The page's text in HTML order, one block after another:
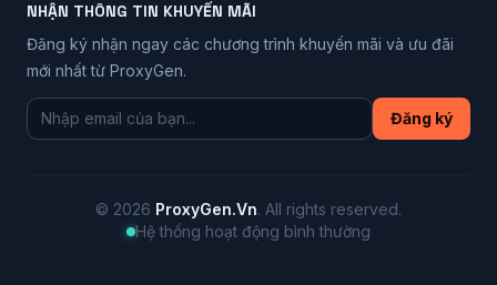
NHẬN THÔNG TIN KHUYẾN MÃI
Đăng ký nhận ngay các chương trình khuyến mãi và ưu đãi
mới nhất từ ProxyGen.
Đăng ký
© 2026 ProxyGen.Vn. All rights reserved.
Hệ thống hoạt động bình thường